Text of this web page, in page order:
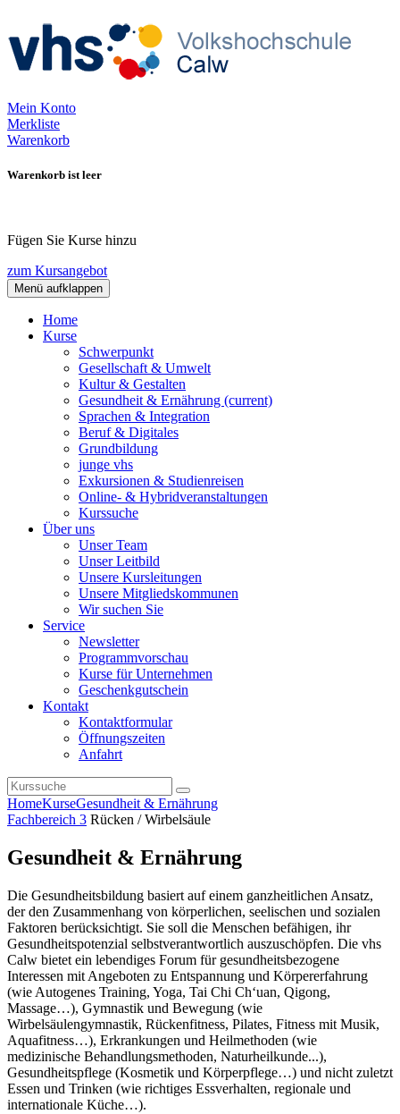
Mein Konto
Merkliste
Warenkorb
Warenkorb ist leer
Fügen Sie Kurse hinzu
zum Kursangebot
Menü aufklappen
Home
Kurse
Schwerpunkt
Gesellschaft & Umwelt
Kultur & Gestalten
Gesundheit & Ernährung (current)
Sprachen & Integration
Beruf & Digitales
Grundbildung
junge vhs
Exkursionen & Studienreisen
Online- & Hybridveranstaltungen
Kurssuche
Über uns
Unser Team
Unser Leitbild
Unsere Kursleitungen
Unsere Mitgliedskommunen
Wir suchen Sie
Service
Newsletter
Programmvorschau
Kurse für Unternehmen
Geschenkgutschein
Kontakt
Kontaktformular
Öffnungszeiten
Anfahrt
HomeKurseGesundheit & Ernährung
Fachbereich 3 Rücken / Wirbelsäule
Gesundheit & Ernährung
Die Gesundheitsbildung basiert auf einem ganzheitlichen Ansatz,
der den Zusammenhang von körperlichen, seelischen und sozialen
Faktoren berücksichtigt. Sie soll die Menschen befähigen, ihr
Gesundheitspotenzial selbstverantwortlich auszuschöpfen. Die vhs
Calw bietet ein lebendiges Forum für gesundheitsbezogene
Interessen mit Angeboten zu Entspannung und Körpererfahrung
(wie Autogenes Training, Yoga, Tai Chi Ch‘uan, Qigong,
Massage…), Gymnastik und Bewegung (wie
Wirbelsäulengymnastik, Rückenfitness, Pilates, Fitness mit Musik,
Aquafitness…), Erkrankungen und Heilmethoden (wie
medizinische Behandlungsmethoden, Naturheilkunde...),
Gesundheitspflege (Kosmetik und Körperpflege…) und nicht zuletzt
Essen und Trinken (wie richtiges Essverhalten, regionale und
internationale Küche…).